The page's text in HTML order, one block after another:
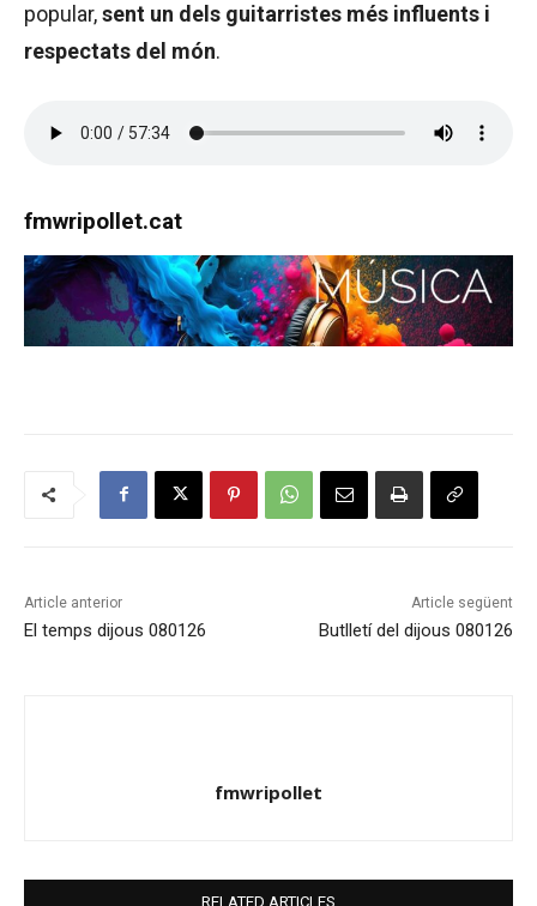
popular,sent un dels guitarristes més influents i
respectats del món.
fmwripollet.cat
Article anterior
El temps dijous 080126
Article següent
Butlletí del dijous 080126
fmwripollet
RELATED ARTICLES